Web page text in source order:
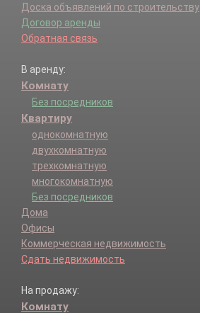
Доска объявлений по строительству
Договор аренды
Обратная связь
В аренду:
Комнату
Без посредников
Квартиру
однокомнатную
двухкомнатную
трехкомнатную
многокомнатную
Без посредников
Дома
Офисы
Коммерческая недвижимость
Сдать недвижимость
На продажу:
Комнату